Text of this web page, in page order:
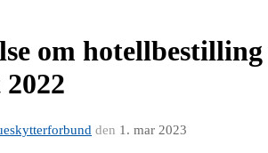
om hotellbestilling
den 1. mar 2023